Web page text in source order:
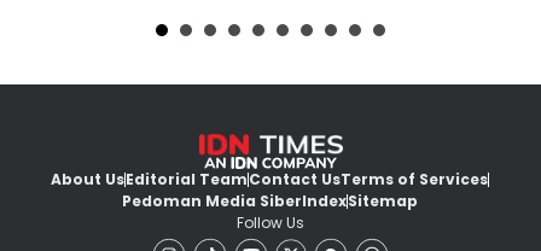
About UsEditorial TeamContact UsTerms of Services
Pedoman Media SiberIndexSitemap
Follow Us